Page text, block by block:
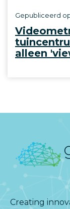
alleen
Gepubliceerd
Creating